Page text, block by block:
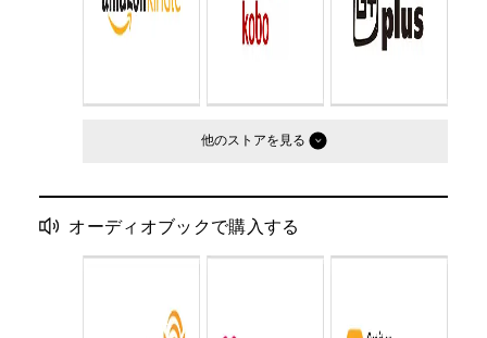
他のストア
オーディオブックで購入する